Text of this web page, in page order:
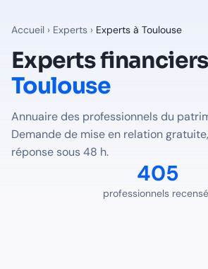
405professionnels du patrimoine
Professions disponibles
Expert-ComptableàToulouse
Avocat Fiscaliste à Toulouse
NotaireàToulouse-171
Trouver le bon expert pour votre
Voir tous les professionnels recensés en
Accueil › Experts › Experts à Toulouse
Experts
Toulouse
Annuaire des professionnels du
Demande de mise en relation
réponse sous 48 h.
405
professionnels